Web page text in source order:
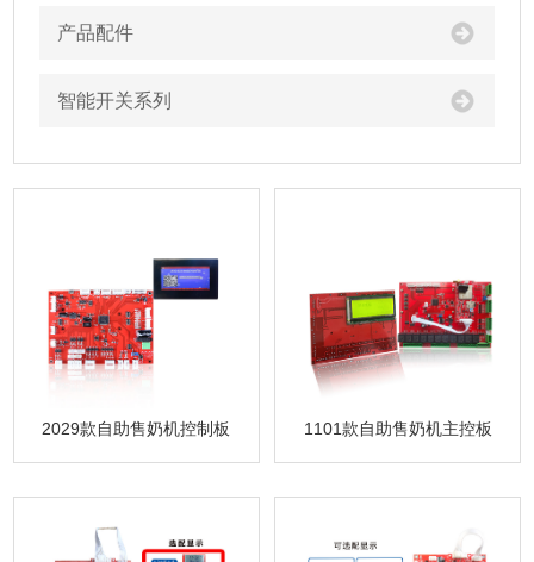
产品配件
智能开关系列
2029款自助售奶机控制板 1101款自助售奶机主控板